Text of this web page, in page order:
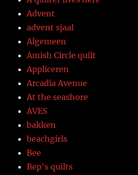
Advent
advent sjaal
Algemeen
Amish Circle quilt
Appliceren
Arcadia Avenue
At the seashore
AVES
bakken
beachgirls
Bee
Bep's quilts